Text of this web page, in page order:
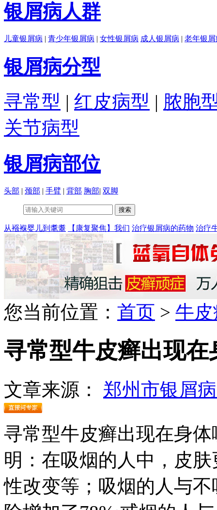
银屑病人群
儿童银屑病 | 青少年银屑病 | 女性银屑病 成人银屑病 | 老年银屑
银屑病分型
寻常型 | 红皮病型 | 脓胞
关节病型
银屑病部位
头部 | 颈部 | 手臂 | 背部 胸部| 双脚
从襁褓婴儿到耄耋 【康复聚焦】我们 治疗银屑病的药物 治疗
您当前位置： 首页 > 牛
寻常型牛皮癣出现在
文章来源： 郑州市银屑
寻常型牛皮癣出现在身
明：在吸烟的人中，皮
性改变等；吸烟的人与